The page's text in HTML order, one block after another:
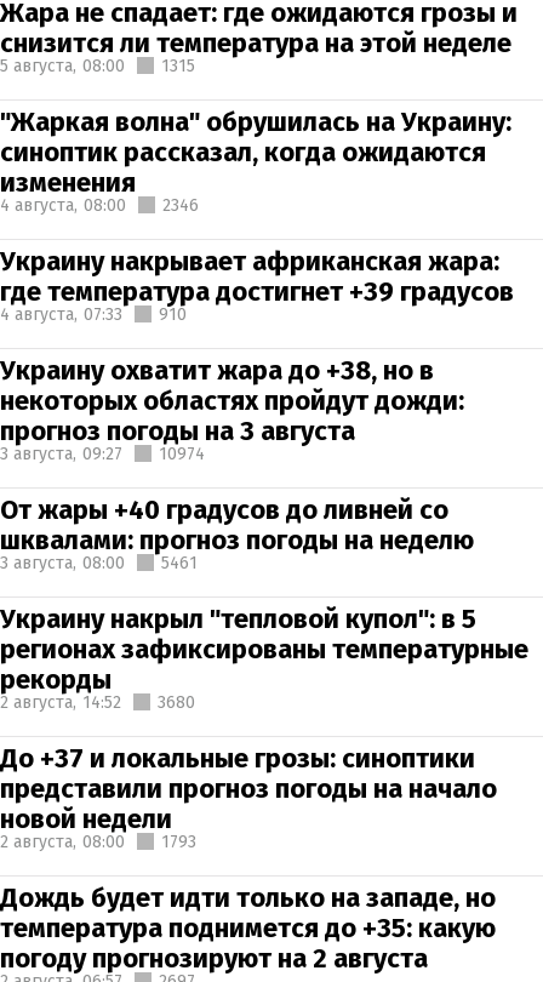
Жара не спадает: где ожидаются грозы и
снизится ли температура на этой неделе
5 августа, 08:00 1315
"Жаркая волна" обрушилась на Украину:
синоптик рассказал, когда ожидаются
изменения
4 августа, 08:00 2346
Украину накрывает африканская жара:
где температура достигнет +39 градусов
4 августа, 07:33 910
Украину охватит жара до +38, но в
некоторых областях пройдут дожди:
прогноз погоды на 3 августа
3 августа, 09:27 10974
От жары +40 градусов до ливней со
шквалами: прогноз погоды на неделю
3 августа, 08:00 5461
Украину накрыл "тепловой купол": в 5
регионах зафиксированы температурные
рекорды
2 августа, 14:52 3680
До +37 и локальные грозы: синоптики
представили прогноз погоды на начало
новой недели
2 августа, 08:00 1793
Дождь будет идти только на западе, но
температура поднимется до +35: какую
погоду прогнозируют на 2 августа